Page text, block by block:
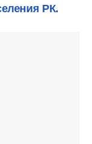
РК.